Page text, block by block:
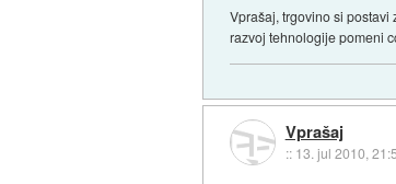
Vprašaj, trgovino si postavi
razvoj tehnologije pomeni
Vprašaj
:: 13. jul 2010,